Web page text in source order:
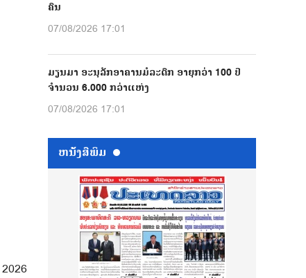
ຄົນ
07/08/2026 17:01
ມຽນມາ ອະນຸລັກອາຄານມໍລະດົກ ອາຍຸກວ່າ 100 ປີ
ຈຳນວນ 6.000 ກວ່າແຫ່ງ
07/08/2026 17:01
ຫນ້ັງສືພິມ